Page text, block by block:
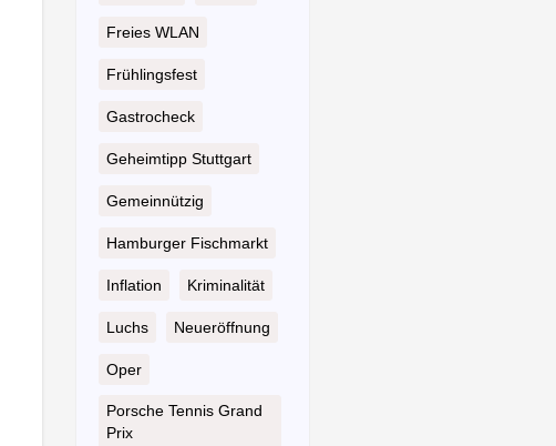
Freies WLAN
Frühlingsfest
Gastrocheck
Geheimtipp Stuttgart
Gemeinnützig
Hamburger Fischmarkt
Inflation Kriminalität
Luchs Neueröffnung
Oper
Porsche Tennis Grand
Prix